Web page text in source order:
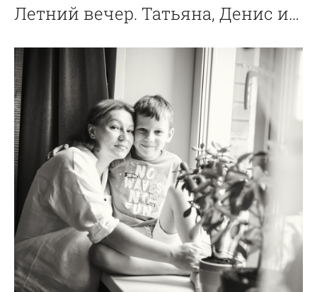
Летний вечер. Татьяна, Денис и Давид.